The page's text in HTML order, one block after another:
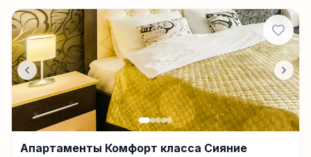
Апартаменты Комфорт класса Сияние